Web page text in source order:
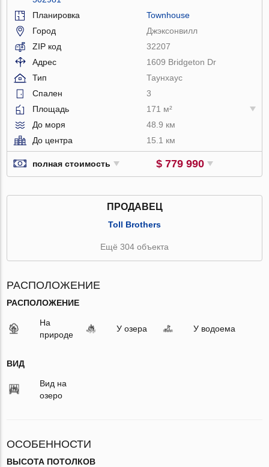
Планировка
Townhouse
Город
Джэксонвилл
ZIP код
32207
Адрес
1609 Bridgeton Dr
Тип
Таунхаус
Спален
3
Площадь
171 м²
До моря
48.9 км
До центра
15.1 км
полная стоимость $ 779 990
ПРОДАВЕЦ
Toll Brothers
Ещё 304 объекта
РАСПОЛОЖЕНИЕ
РАСПОЛОЖЕНИЕ
На
природе
У озера У водоема
ВИД
Вид на
озеро
ОСОБЕННОСТИ
ВЫСОТА ПОТОЛКОВ